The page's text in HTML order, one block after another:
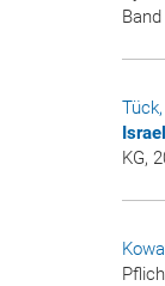
KG,